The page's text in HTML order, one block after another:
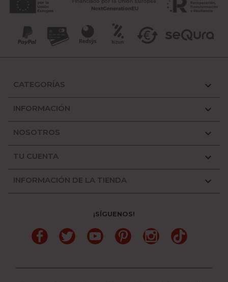
CATEGORÍAS 
INFORMACIÓN 
NOSOTROS 
TU CUENTA 
INFORMACIÓN DE LA TIENDA 
¡SÍGUENOS!
FacebookTwitter YouTube PinterestInstagramTikTok